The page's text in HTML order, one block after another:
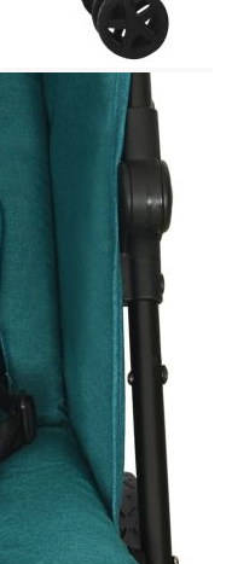
крака
ръка
в 4 позиции (един
оставяйте
е подходяща за
използвайте
не е
с
продукт не е
на кънки.
оставяйте